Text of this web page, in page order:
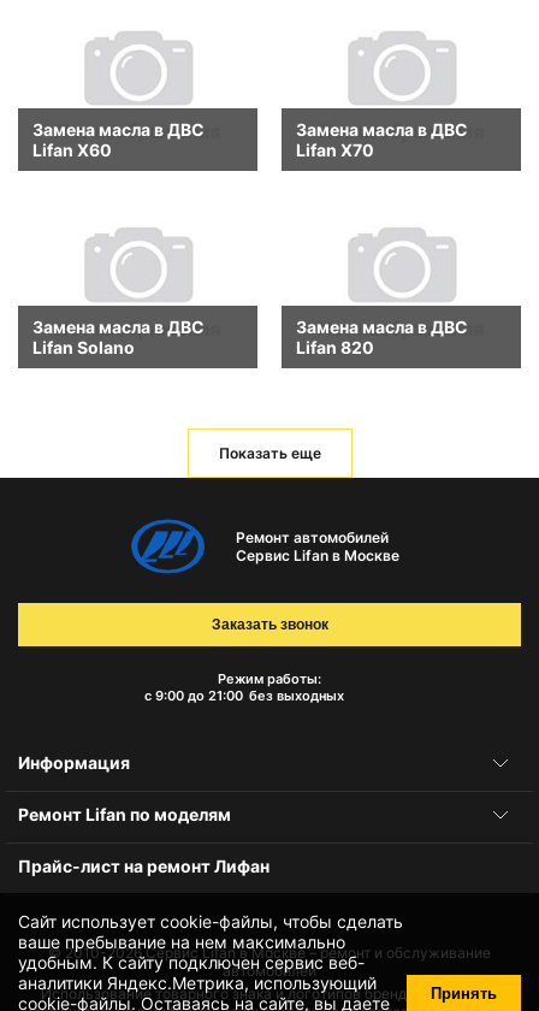
Замена масла в ДВС
Lifan X60
Замена масла в ДВС
Lifan X70
Замена масла в ДВС
Lifan Solano
Замена масла в ДВС
Lifan 820
Показать еще
Сайт использует cookie-файлы, чтобы сделать
ваше пребывание на нем максимально
удобным. К cайту подключен сервис веб-
аналитики Яндекс.Метрика, использующий
cookie-файлы. Оставаясь на сайте, вы даете Принять
Ремонт автомобилей
Сервис Lifan в Москве
Режим работы:
с 9:00 до 21:00 без выходных
Заказать звонок
Информация
Ремонт Lifan по моделям
Прайс-лист на ремонт Лифан
© 2010-2026Сервис Lifan в Москве – ремонт и обслуживание
автомобилей
Использование товарного знака и логотипов бренда происходит